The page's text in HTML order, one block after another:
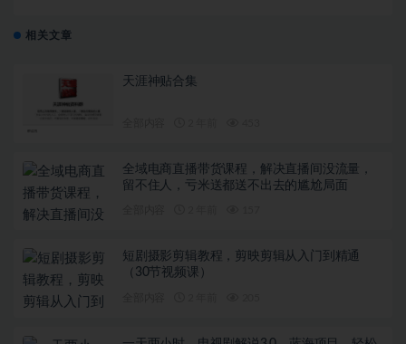
相关文章
天涯神贴合集
全域电商直播带货课程，解决直播间没流量，
留不住人，亏米送都送不出去的尴尬局面
短剧摄影剪辑教程，剪映剪辑从入门到精通
（30节视频课）